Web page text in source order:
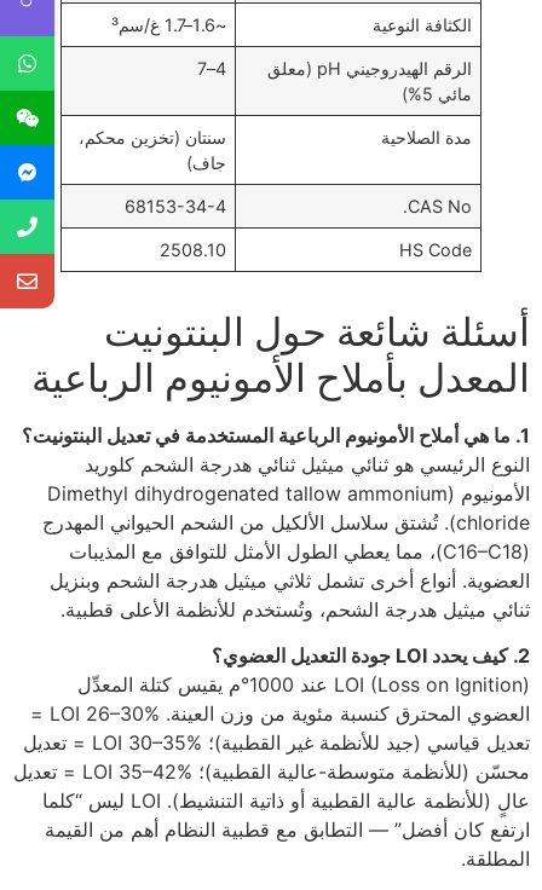
الكثافة النوعية ~1.6–1.7 غ/سم³
الرقم الهيدروجيني pH (معلق
مائي 5%)
4–7
مدة الصلاحية
سنتان (تخزين محكم،
جاف)
CAS No.
68153-34-4
HS Code
2508.10
أسئلة شائعة حول البنتونيت
المعدل بأملاح الأمونيوم الرباعية
1. ما هي أملاح الأمونيوم الرباعية المستخدمة في تعديل البنتونيت؟
النوع الرئيسي هو ثنائي ميثيل ثنائي هدرجة الشحم كلوريد
الأمونيوم (Dimethyl dihydrogenated tallow ammonium
chloride). تُشتق سلاسل الألكيل من الشحم الحيواني المهدرج
(C16–C18)، مما يعطي الطول الأمثل للتوافق مع المذيبات
العضوية. أنواع أخرى تشمل ثلاثي ميثيل هدرجة الشحم وبنزيل
ثنائي ميثيل هدرجة الشحم، وتُستخدم للأنظمة الأعلى قطبية.
2. كيف يحدد LOI جودة التعديل العضوي؟
LOI (Loss on Ignition) عند 1000°م يقيس كتلة المعدِّل
العضوي المحترق كنسبة مئوية من وزن العينة. LOI 26–30% =
تعديل قياسي (جيد للأنظمة غير القطبية)؛ LOI 30–35% = تعديل
محسّن (للأنظمة متوسطة-عالية القطبية)؛ LOI 35–42% = تعديل
عالٍ (للأنظمة عالية القطبية أو ذاتية التنشيط). LOI ليس “كلما
ارتفع كان أفضل” — التطابق مع قطبية النظام أهم من القيمة
المطلقة.